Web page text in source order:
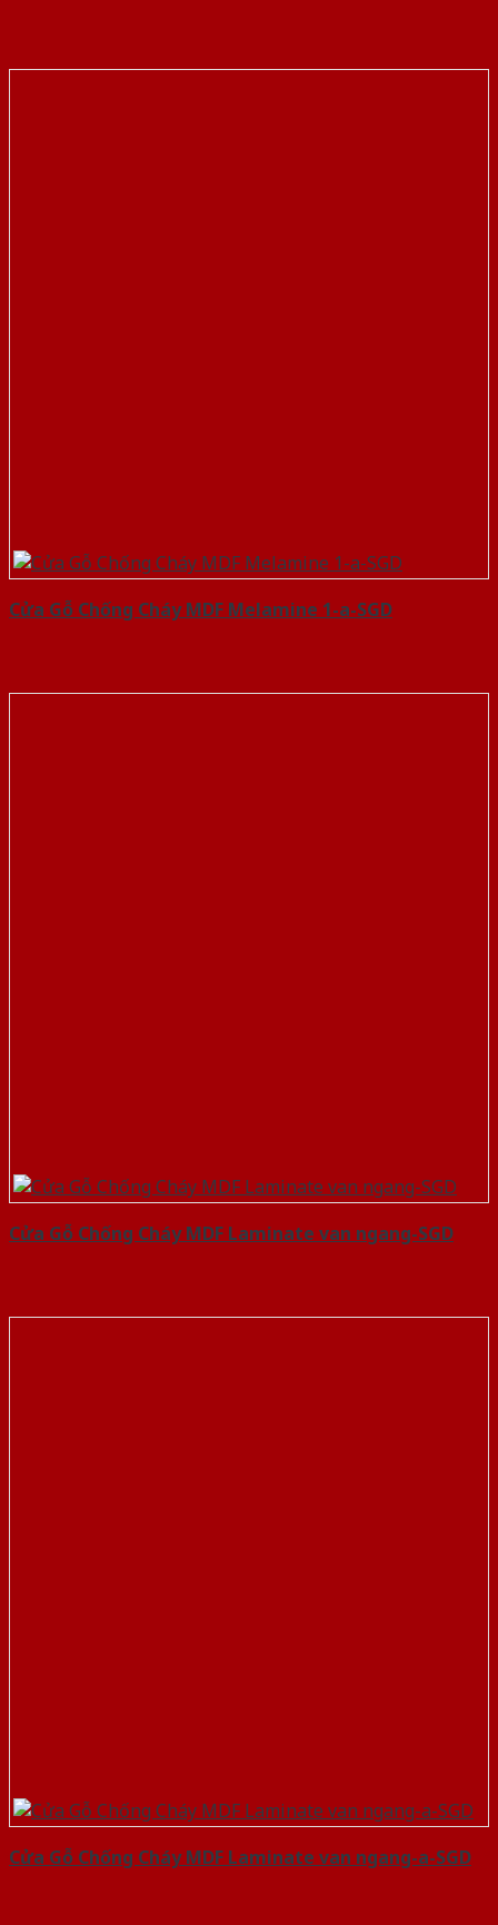
Cửa Gỗ Chống Cháy MDF Melamine 1-a-SGD
Cửa Gỗ Chống Cháy MDF Laminate van ngang-SGD
Cửa Gỗ Chống Cháy MDF Laminate van ngang-a-SGD